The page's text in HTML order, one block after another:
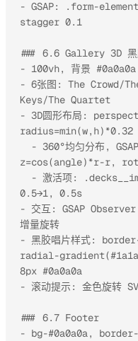
- GSAP: .form-
stagger 0.1
### 6.6 Gallery 3D 黑
- 100vh, 背景 #0a0a0a
- 6张图: The Crowd/
Keys/The Quartet
- 3D圆形布局:
radius=min(w,h)*0.32
z=cos(angle)*r-r,
0.5→1, 0.5s
- 交互: GSAP
增量旋转
- 黑胶唱片样式:
radial-
8px #0a0a0a
- 滚动提示: 金色旋转
### 6.7 Footer
- bg-#0a0a0a,